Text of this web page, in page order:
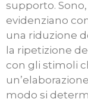
supporto.
evidenziano
una riduzione
la ripetizione
con gli stimoli
modo si